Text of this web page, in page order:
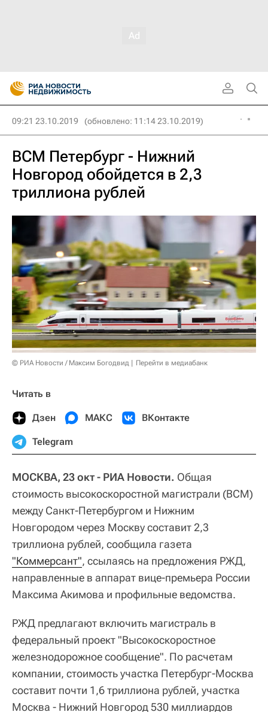
09:21 23.10.2019 (обновлено: 11:14 23.10.2019)
ВСМ Петербург - Нижний
Новгород обойдется в 2,3
триллиона рублей
© РИА Новости / Максим Богодвид Перейти в медиабанк
Читать в
Дзен МАКС ВКонтакте
Telegram
МОСКВА, 23 окт - РИА Новости. Общая
стоимость высокоскоростной магистрали (ВСМ)
между Санкт-Петербургом и Нижним
Новгородом через Москву составит 2,3
триллиона рублей, сообщила газета
"Коммерсант", ссылаясь на предложения РЖД,
направленные в аппарат вице-премьера России
Максима Акимова и профильные ведомства.
РЖД предлагают включить магистраль в
федеральный проект "Высокоскоростное
железнодорожное сообщение". По расчетам
компании, стоимость участка Петербург-Москва
составит почти 1,6 триллиона рублей, участка
Москва - Нижний Новгород 530 миллиардов